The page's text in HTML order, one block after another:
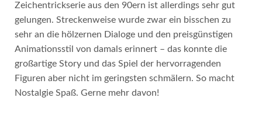
Zeichentrickserie aus den 90ern ist allerdings sehr gut
gelungen. Streckenweise wurde zwar ein bisschen zu
sehr an die hölzernen Dialoge und den preisgünstigen
Animationsstil von damals erinnert – das konnte die
großartige Story und das Spiel der hervorragenden
Figuren aber nicht im geringsten schmälern. So macht
Nostalgie Spaß. Gerne mehr davon!